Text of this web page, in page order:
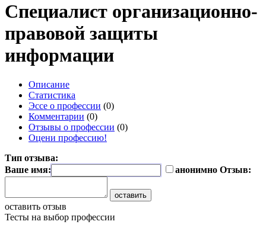
Специалист организационно-
правовой защиты
информации
Описание
Статистика
Эссе о профессии (0)
Комментарии (0)
Отзывы о профессии (0)
Оцени профессию!
Тип отзыва:
Ваше имя:
анонимно Отзыв:
оставить отзыв
Тесты на выбор профессии